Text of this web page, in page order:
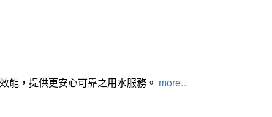
能，提供更安心可靠之用水服務。 more...